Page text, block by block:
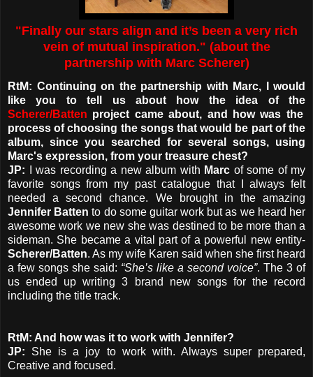
"Finally our stars align and it’s been a very rich
vein of mutual inspiration." (about the
partnership with Marc Scherer)
RtM: Continuing on the partnership with Marc, I would
like you to tell us about how the idea of ​​the
Scherer/Batten project came about, and how was the
process of choosing the songs that would be part of the
album, since you searched for several songs, using
Marc's expression, from your treasure chest?
JP: I was recording a new album with Marc of some of my
favorite songs from my past catalogue that I always felt
needed a second chance. We brought in the amazing
Jennifer Batten to do some guitar work but as we heard her
awesome work we new she was destined to be more than a
sideman. She became a vital part of a powerful new entity-
Scherer/Batten. As my wife Karen said when she first heard
a few songs she said: “She’s like a second voice”. The 3 of
us ended up writing 3 brand new songs for the record
including the title track.
RtM: And how was it to work with Jennifer?
JP: She is a joy to work with. Always super prepared,
Creative and focused.